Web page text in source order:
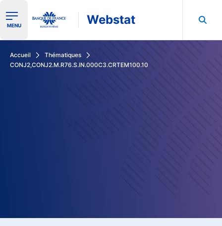
Ouvrir le menu de navigation
MENU Webstat
Accueil
Thématiques
CONJ2,CONJ2.M.R76.S.IN.000C3.CRTEM100.10